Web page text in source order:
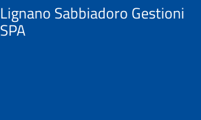
Lignano Sabbiadoro Gestioni
SPA